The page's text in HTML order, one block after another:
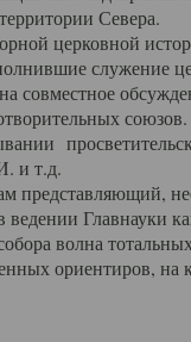
Севера.
церковной
совместное
и т.д.
ведении Главнауки
волна
ориентиров, на